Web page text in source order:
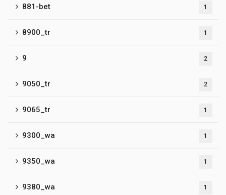
881-bet 1
8900_tr 1
9 2
9050_tr 2
9065_tr 1
9300_wa 1
9350_wa 1
9380_wa 1